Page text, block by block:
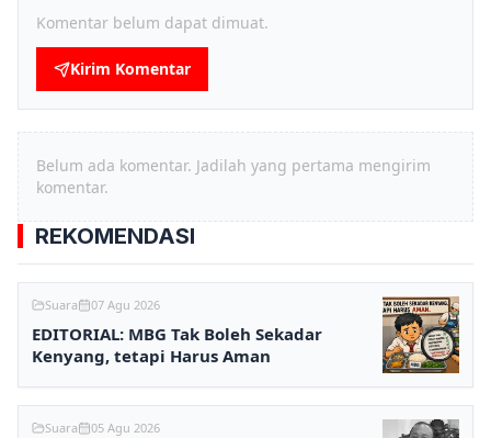
Komentar belum dapat dimuat.
Kirim Komentar
Belum ada komentar. Jadilah yang pertama mengirim
komentar.
REKOMENDASI
Suara 07 Agu 2026
EDITORIAL: MBG Tak Boleh Sekadar
Kenyang, tetapi Harus Aman
Suara 05 Agu 2026